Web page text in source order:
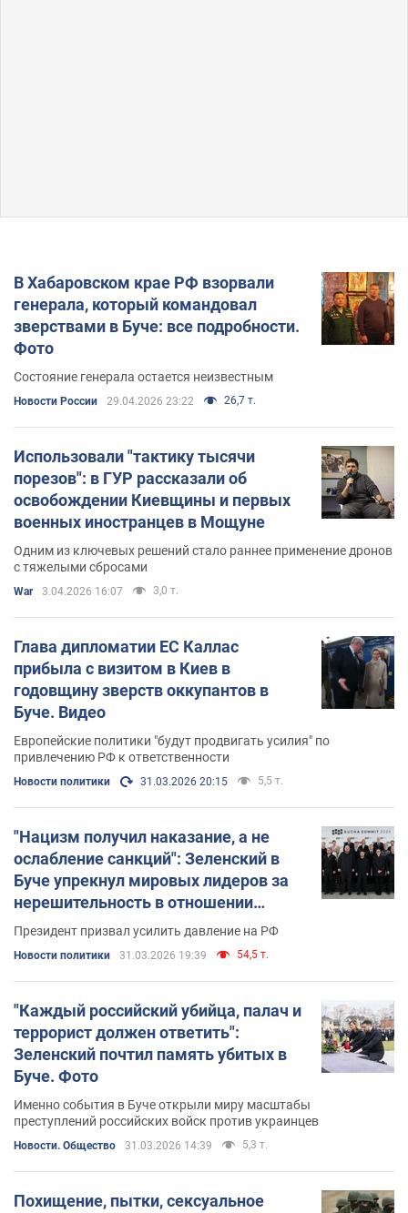
В Хабаровском крае РФ взорвали
генерала, который командовал
зверствами в Буче: все подробности.
Фото
Состояние генерала остается неизвестным
Новости России 29.04.2026 23:22 26,7 т.
Использовали "тактику тысячи
порезов": в ГУР рассказали об
освобождении Киевщины и первых
военных иностранцев в Мощуне
Одним из ключевых решений стало раннее применение дронов
с тяжелыми сбросами
War 3.04.2026 16:07 3,0 т.
Глава дипломатии ЕС Каллас
прибыла с визитом в Киев в
годовщину зверств оккупантов в
Буче. Видео
Европейские политики "будут продвигать усилия" по
привлечению РФ к ответственности
Новости политики 31.03.2026 20:15 5,5 т.
"Нацизм получил наказание, а не
ослабление санкций": Зеленский в
Буче упрекнул мировых лидеров за
нерешительность в отношении
России. Видео
Президент призвал усилить давление на РФ
Новости политики 31.03.2026 19:39 54,5 т.
"Каждый российский убийца, палач и
террорист должен ответить":
Зеленский почтил память убитых в
Буче. Фото
Именно события в Буче открыли миру масштабы
преступлений российских войск против украинцев
Новости. Общество 31.03.2026 14:39 5,3 т.
Похищение, пытки, сексуальное